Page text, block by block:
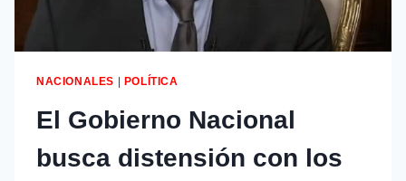
NACIONALES POLÍTICA
El Gobierno Nacional
busca distensión con los